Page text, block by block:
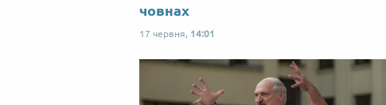
човнах
17 червня, 14:01